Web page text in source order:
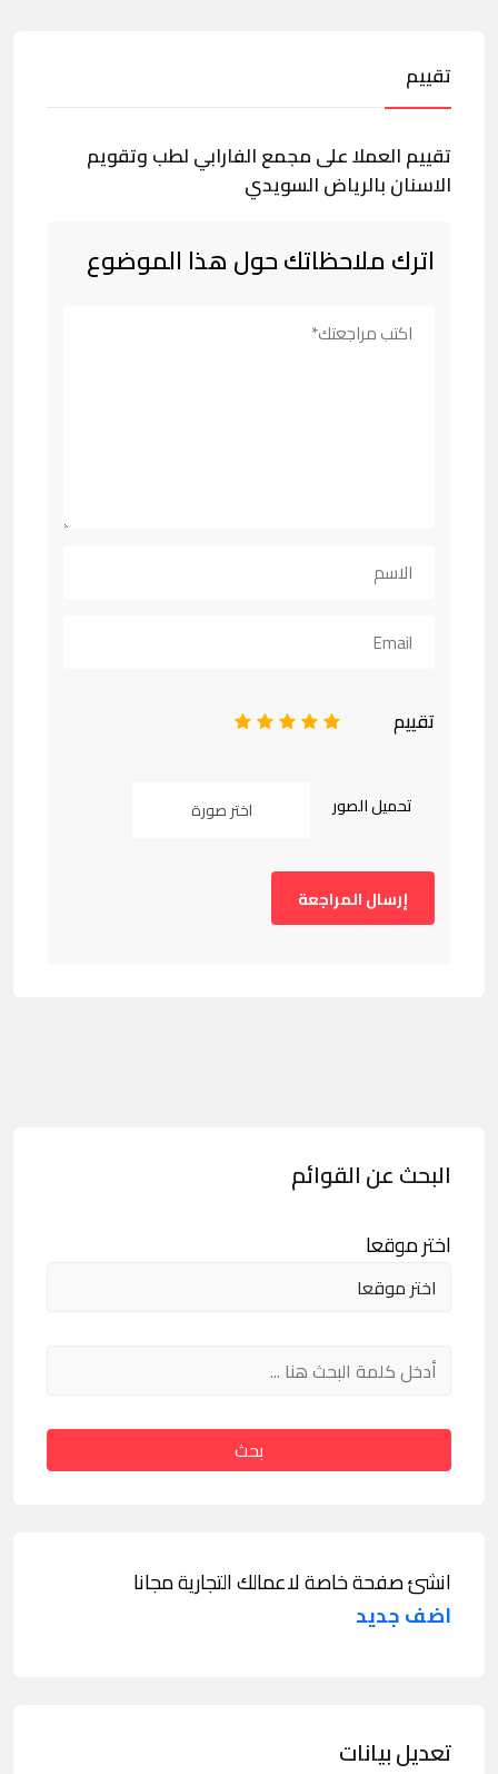
تقييم
تقييم العملا على مجمع الفارابي لطب وتقویم
الاسنان بالرياض السويدي
اترك ملاحظاتك حول هذا الموضوع
تقييم 5
4
3
2
تحميل الصور اختر صورة
البحث عن القوائم
اختر موقعا
بحث
انشئ صفحة خاصة لاعمالك التجارية مجانا
اضف جديد
تعديل بيانات